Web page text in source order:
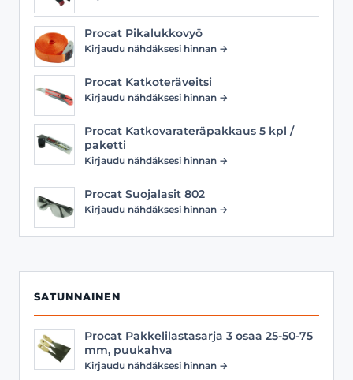
Procat Pikalukkovyö
Kirjaudu nähdäksesi hinnan →
Procat Katkoteräveitsi
Kirjaudu nähdäksesi hinnan →
Procat Katkovarateräpakkaus 5 kpl /
paketti
Kirjaudu nähdäksesi hinnan →
Procat Suojalasit 802
Kirjaudu nähdäksesi hinnan →
SATUNNAINEN
Procat Pakkelilastasarja 3 osaa 25-50-75
mm, puukahva
Kirjaudu nähdäksesi hinnan →